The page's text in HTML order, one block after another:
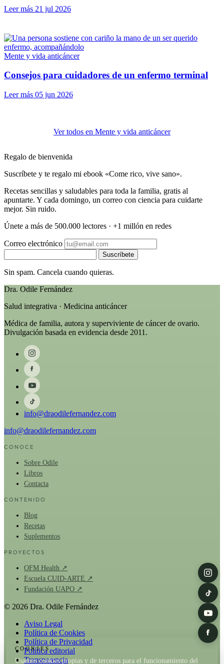
Leer más 21 jul 2026
Mente y vida anticáncer
Consejos para cuidadores de un enfermo terminal
Leer más 05 jun 2026
Ver todos en Mente y vida anticáncer
Regalo de bienvenida
Suscríbete y te regalo mi ebook «Come rico, vive sano».
Recetas sencillas y saludables para toda la familia, gratis al
apuntarte. Y cada domingo, un correo con ciencia para cuidarte
mejor. Sin ruido.
Únete a más de 500.000 lectores · +1 millón en redes
Correo electrónico
Suscríbete
Sin spam. Cancela cuando quieras.
Dra. Odile Fernández
Salud integrativa · Medicina anticáncer
Médica de familia, autora y superviviente de cáncer de ovario.
Divulgación basada en evidencia desde 2011.
info@draodilefernandez.com
info@draodilefernandez.com
CONOCE
Sobre Odile
Libros
Contacta
CONTENIDO
Blog
Recetas
Suplementos
PROYECTOS
OFM Health ↗
Escuela CUID-ARTE ↗
Fundación UAPO ↗
© 2026 Dra. Odile Fernández
Aviso Legal
Política de Cookies
Política de Privacidad
Política editorial
Transparencia
COOKIES
Usamos cookies propias y de terceros para el funcionamiento del